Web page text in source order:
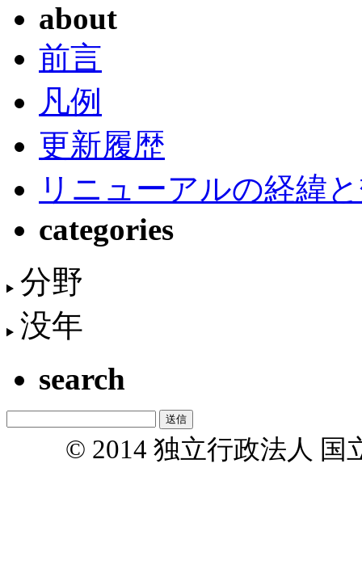
about
前言
凡例
更新履歴
リニューアルの経緯
categories
分野
没年
search
© 2014 独立行政法人 国